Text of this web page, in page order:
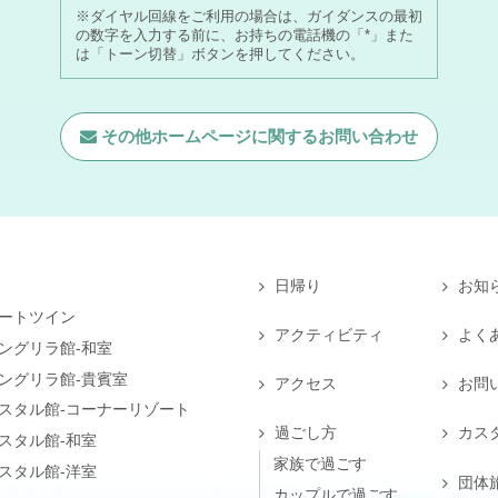
※ダイヤル回線をご利用の場合は、ガイダンスの最初
の数字を入力する前に、お持ちの電話機の「*」また
は「トーン切替」ボタンを押してください。
その他ホームページに関するお問い合わせ
トツイン
グリラ館-和室
グリラ館-貴賓室
タル館-コーナーリゾート
タル館-和室
タル館-洋室
日帰り
アクティビティ
アクセス
過ごし方
家族で過ごす
カップルで過ごす
お知
よく
お問
カス
団体